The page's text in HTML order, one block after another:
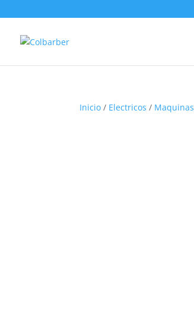
Inicio / Electricos / Maquinas